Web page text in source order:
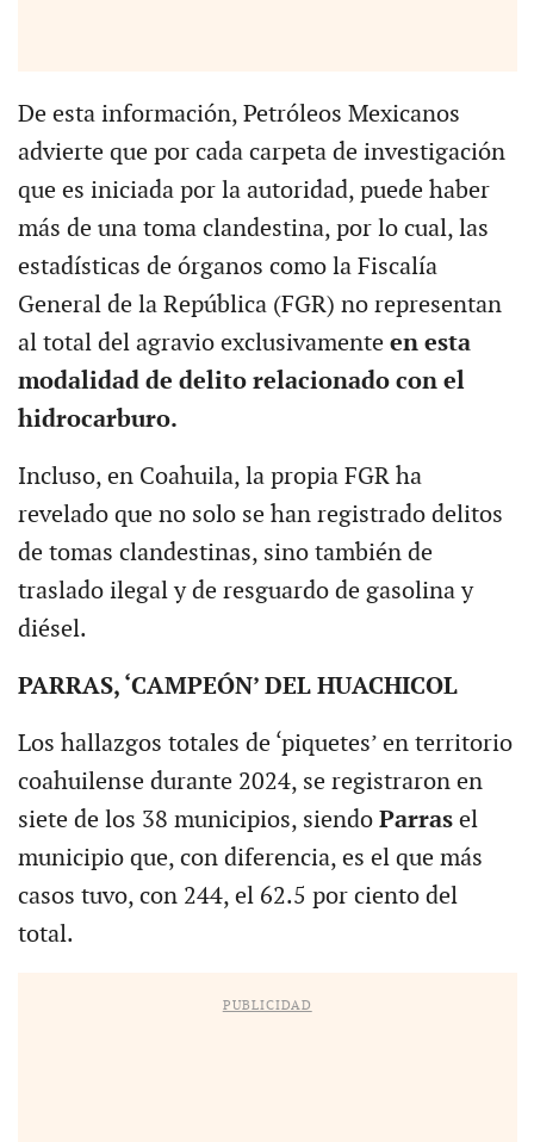
De esta información, Petróleos Mexicanos
advierte que por cada carpeta de investigación
que es iniciada por la autoridad, puede haber
más de una toma clandestina, por lo cual, las
estadísticas de órganos como la Fiscalía
General de la República (FGR) no representan
al total del agravio exclusivamente en esta
modalidad de delito relacionado con el
hidrocarburo.
Incluso, en Coahuila, la propia FGR ha
revelado que no solo se han registrado delitos
de tomas clandestinas, sino también de
traslado ilegal y de resguardo de gasolina y
diésel.
PARRAS, ‘CAMPEÓN’ DEL HUACHICOL
Los hallazgos totales de ‘piquetes’ en territorio
coahuilense durante 2024, se registraron en
siete de los 38 municipios, siendo Parrasel
municipio que, con diferencia, es el que más
casos tuvo, con 244, el 62.5 por ciento del
total.
PUBLICIDAD